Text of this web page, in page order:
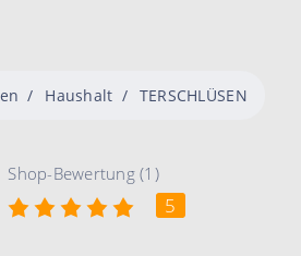
Haushalt TERSCHLÜSEN
Shop-Bewertung (1)
5